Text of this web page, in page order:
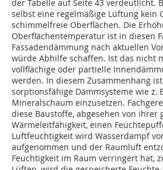
der Tabelle auf Seite 43 verdeutlicht.
selbst eine regelmäßige Lüftung kein
schimmelfreie Oberflächen. Die
Oberflächentemperatur ist in diesen
Fassadendämmung nach aktuellen
würde Abhilfe schaffen. Ist das nicht
vollflächige oder partielle
werden. In diesem Zusammenhang
sorptionsfähige Dämmsysteme wie z.
Mineralschaum einzusetzen.
diese Baustoffe, abgesehen von ihrer
Wärmeleitfähigkeit, einen
Luftfeuchtigkeit wird Wasserdampf
aufgenommen und der Raumluft
Feuchtigkeit im Raum verringert hat,